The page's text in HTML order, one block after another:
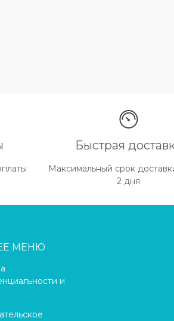
Быстрая
Максимальный срок
2 дня
МЕНЮ
и